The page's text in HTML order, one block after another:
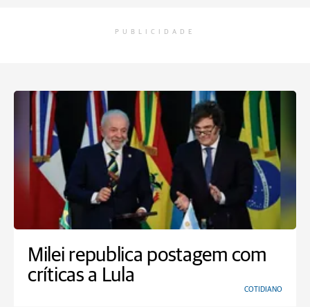
PUBLICIDADE
Milei republica postagem com
críticas a Lula
COTIDIANO